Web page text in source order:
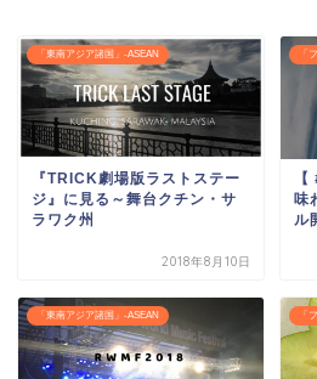
「東南アジア諸国」-ASEAN
『TRICK劇場版ラストステー
ジ』に見る～舞台クチン・サ
ラワク州
2018年8月10日
「
味
ル
「東南アジア諸国」-ASEAN 「